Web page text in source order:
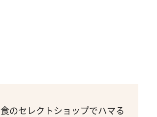
食のセレクトショップでハマる